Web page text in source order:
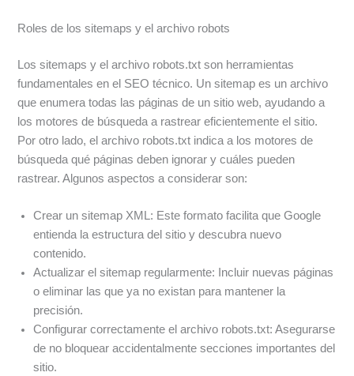
Roles de los sitemaps y el archivo robots
Los sitemaps y el archivo robots.txt son herramientas
fundamentales en el SEO técnico. Un sitemap es un archivo
que enumera todas las páginas de un sitio web, ayudando a
los motores de búsqueda a rastrear eficientemente el sitio.
Por otro lado, el archivo robots.txt indica a los motores de
búsqueda qué páginas deben ignorar y cuáles pueden
rastrear. Algunos aspectos a considerar son:
Crear un sitemap XML: Este formato facilita que Google
entienda la estructura del sitio y descubra nuevo
contenido.
Actualizar el sitemap regularmente: Incluir nuevas páginas
o eliminar las que ya no existan para mantener la
precisión.
Configurar correctamente el archivo robots.txt: Asegurarse
de no bloquear accidentalmente secciones importantes del
sitio.